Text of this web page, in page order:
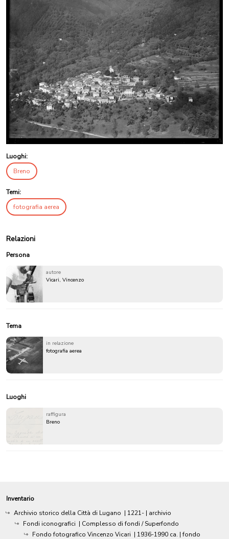
Luoghi:
Breno
Temi:
fotografia aerea
Relazioni
Persona
autore
Vicari, Vincenzo
Tema
in relazione
fotografia aerea
Luoghi
raffigura
Breno
Inventario
Archivio storico della Città di Lugano | 1221- | archivio
Fondi iconografici | Complesso di fondi / Superfondo
Fondo fotografico Vincenzo Vicari | 1936-1990 ca. | fondo